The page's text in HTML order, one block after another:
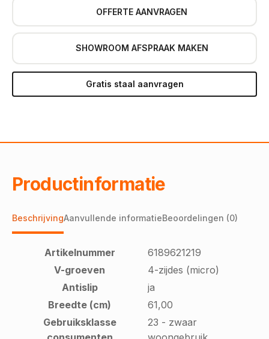
OFFERTE AANVRAGEN
SHOWROOM AFSPRAAK MAKEN
Gratis staal aanvragen
Productinformatie
BeschrijvingAanvullende informatieBeoordelingen (0)
Artikelnummer
6189621219
V-groeven
4-zijdes (micro)
Antislip
ja
Breedte (cm)
61,00
Gebruiksklasse
23 - zwaar